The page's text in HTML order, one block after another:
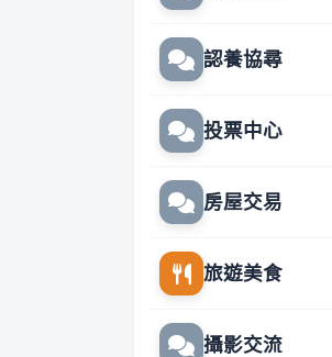
認養協尋
投票中心
房屋交易
旅遊美食
攝影交流